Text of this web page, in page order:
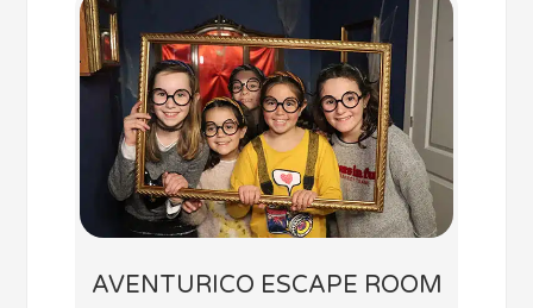
AVENTURICO ESCAPE ROOM